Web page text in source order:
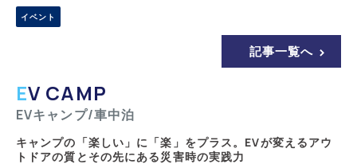
イベント
記事一覧へ
EV CAMP
EVキャンプ/車中泊
キャンプの「楽しい」に「楽」をプラス。EVが変えるアウ
トドアの質とその先にある災害時の実践力